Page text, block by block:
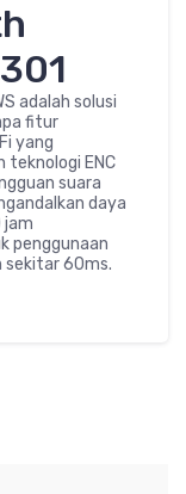
adalah solusi
fitur
yang
teknologi ENC
suara
daya
jam
penggunaan
sekitar 60ms.